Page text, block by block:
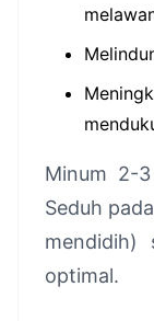
Minum 2-
Seduh
mendidih)
optimal.